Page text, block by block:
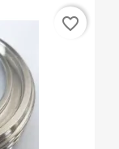
favorite_border